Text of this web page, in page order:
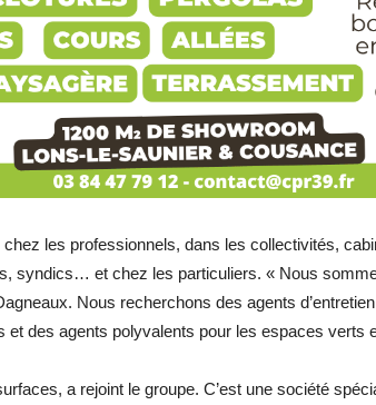
les professionnels, dans les collectivités,
syndics… et chez les particuliers. « Nous
Nous recherchons des agents
et des agents polyvalents pour les espaces verts
a rejoint le groupe. C’est une société